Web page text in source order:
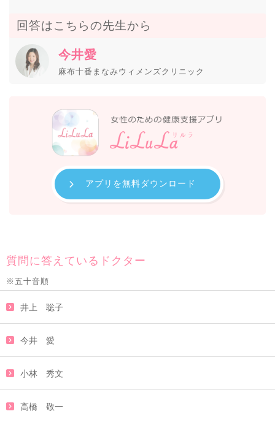
回答はこちらの先生から
今井愛
麻布十番まなみウィメンズクリニック
アプリを無料ダウンロード
質問に答えているドクター
※五十音順
井上 聡子
今井 愛
小林 秀文
高橋 敬一